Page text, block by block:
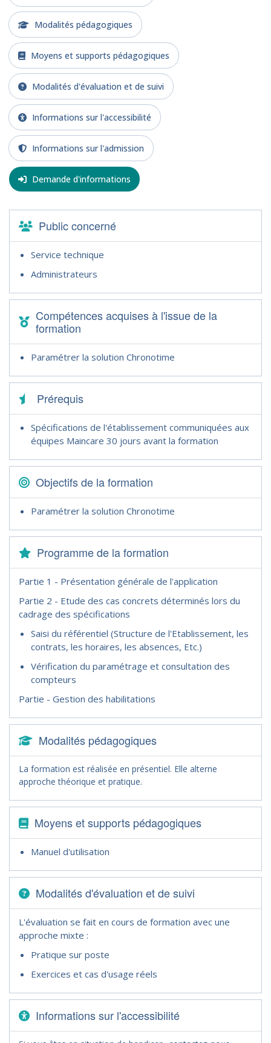
Modalités pédagogiques
Moyens et supports pédagogiques
Modalités d'évaluation et de suivi
Informations sur l'accessibilité
Informations sur l'admission
Demande d'informations
Public concerné
Service technique
Administrateurs
Compétences acquises à l'issue de la
formation
Paramétrer la solution Chronotime
Prérequis
Spécifications de l'établissement communiquées aux
équipes Maincare 30 jours avant la formation
Objectifs de la formation
Paramétrer la solution Chronotime
Programme de la formation
Partie 1 - Présentation générale de l'application
Partie 2 - Etude des cas concrets déterminés lors du
cadrage des spécifications
Saisi du référentiel (Structure de l'Etablissement, les
contrats, les horaires, les absences, Etc.)
Vérification du paramétrage et consultation des
compteurs
Partie - Gestion des habilitations
Modalités pédagogiques
La formation est réalisée en présentiel. Elle alterne
approche théorique et pratique.
Moyens et supports pédagogiques
Manuel d'utilisation
Modalités d'évaluation et de suivi
L'évaluation se fait en cours de formation avec une
approche mixte :
Pratique sur poste
Exercices et cas d'usage réels
Informations sur l'accessibilité